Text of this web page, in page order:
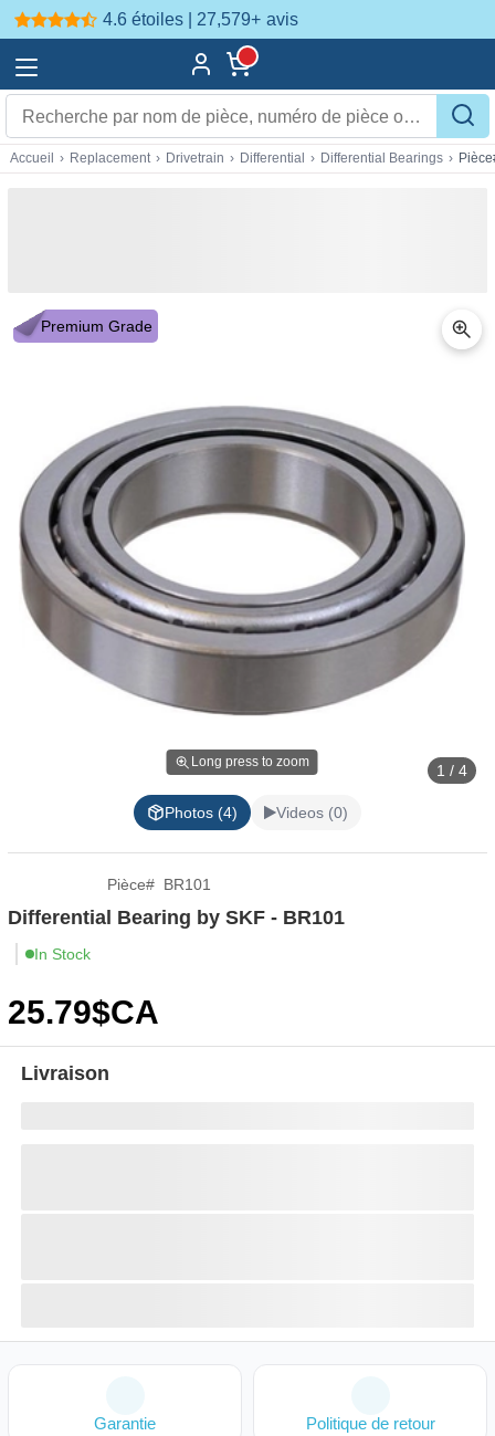
4.6 étoiles | 27,579+ avis
Accueil › Replacement › Drivetrain › Differential › Differential Bearings ›
Premium Grade
Long press to zoom 1 / 4
Photos (4) Videos (0)
Pièce# BR101
Differential Bearing by SKF - BR101
In Stock
25.79$CA
Livraison
Garantie Politique de retour